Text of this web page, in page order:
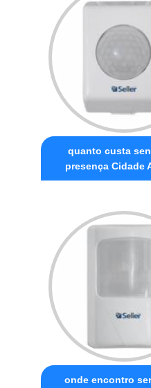
quanto custa
presença Cidade
onde encontro